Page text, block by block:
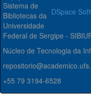
DSpace
Sistema de
Bibliotecas da
Universidade
Federal de Sergipe -
Núcleo de Tecnologia da
+55 79 3194-6528